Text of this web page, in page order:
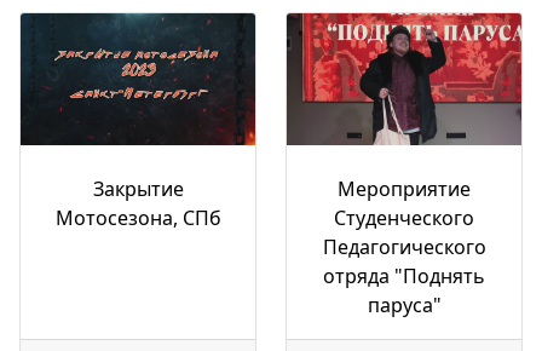
Закрытие
Мотосезона, СПб
Мероприятие
Студенческого
Педагогического
отряда "Поднять
паруса"